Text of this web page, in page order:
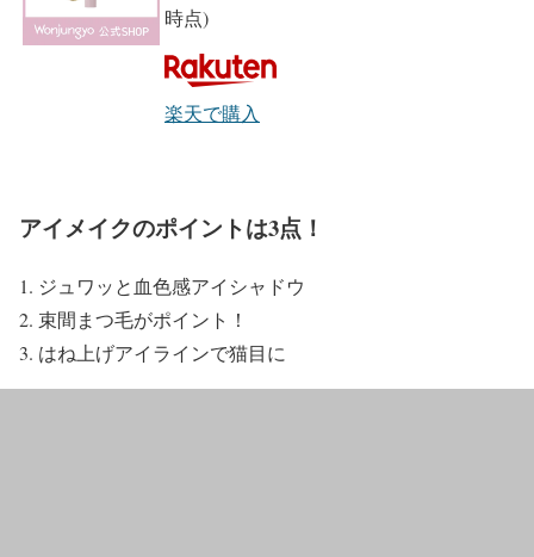
時点)
楽天で購入
アイメイクのポイントは3点！
ジュワッと血色感アイシャドウ
束間まつ毛がポイント！
はね上げアイラインで猫目に